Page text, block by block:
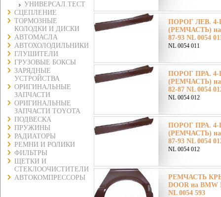
УНИВЕРСАЛ.ТЕСТ
СЦЕПЛЕНИЕ
ТОРМОЗНЫЕ
КОЛОДКИ И ДИСКИ
АВТОМАСЛА
АВТОХОЛОДИЛЬНИКИ
ГЛУШИТЕЛИ
ГРУЗОВЫЕ БОКСЫ
ЗАРЯДНЫЕ
УСТРОЙСТВА
ОРИГИНАЛЬНЫЕ
ЗАПЧАСТИ
ОРИГИНАЛЬНЫЕ
ЗАПЧАСТИ TOYOTA
ПОДВЕСКА
ПРУЖИНЫ
РАДИАТОРЫ
РЕМНИ И РОЛИКИ
ФИЛЬТРЫ
ЩЕТКИ И
СТЕКЛООЧИСТИТЕЛИ
АВТОКОМПРЕССОРЫ
ПОРОГ ЛЕВ. 4-
(РЕМЧАСТЬ) на
87-93 NL 0054
NL 0054 011
ПОРОГ ПРА. 4-
(РЕМЧАСТЬ) на
82-87 NL 0054
NL 0054 012
ПОРОГ ПРА. 4-
(РЕМЧАСТЬ) на
87-93 NL 0054
NL 0054 012
РЕМЧАСТЬ
DOOR на BMW
NL 0054 593